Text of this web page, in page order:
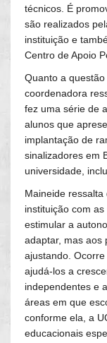
técnicos. É
são realizados
instituição e
Centro de Apoio
Quanto a
coordenadora
fez uma série de
alunos que
implantação de
sinalizadores em
universidade,
Maineide
instituição com
estimular a
adaptar, mas aos
ajustando.
ajudá-los a
independentes e
áreas em que
conforme ela, a
educacionais